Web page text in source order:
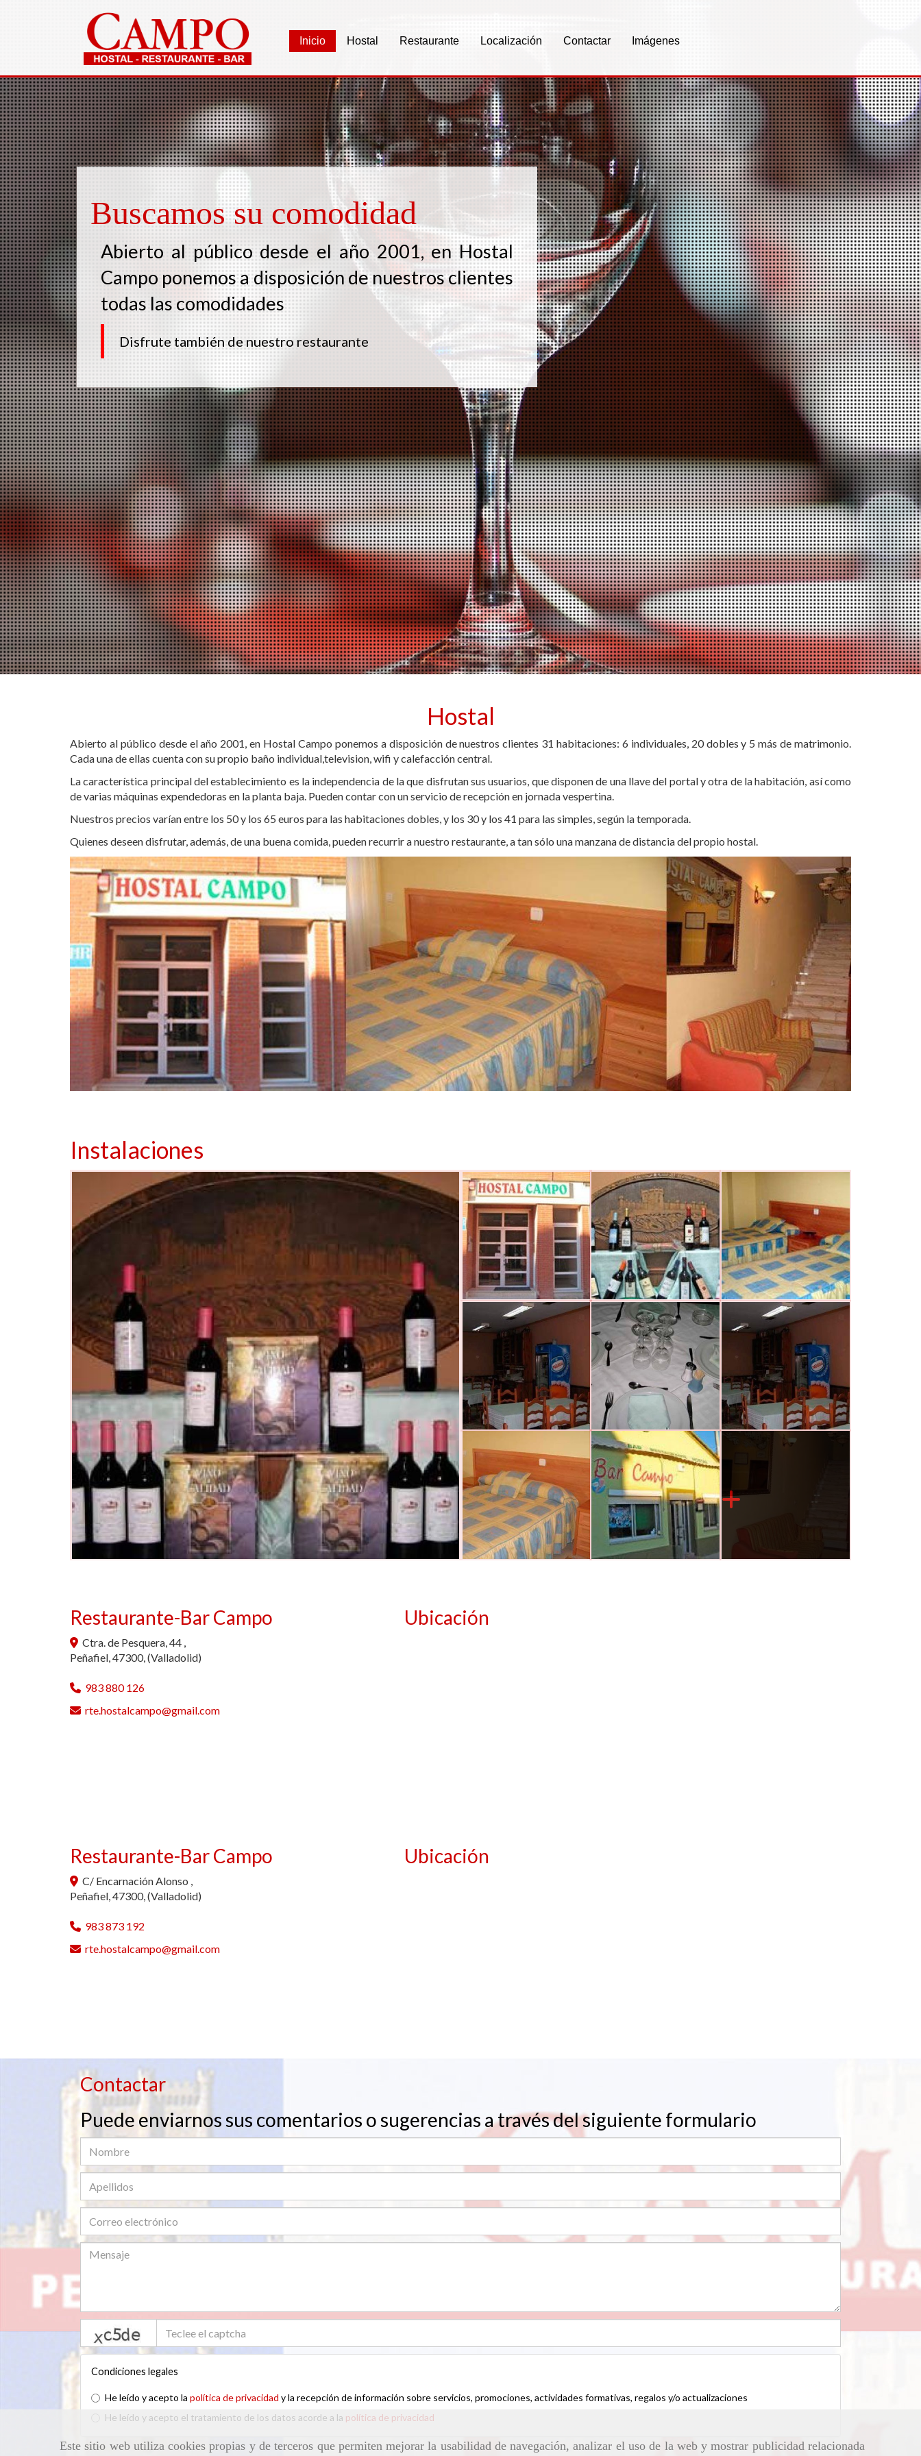
Este sitio web utiliza cookies propias y de terceros que permiten mejorar la usabilidad de navegación, analizar el uso de la web y mostrar publicidad relacionada
Inicio Hostal Restaurante Localización Contactar Imágenes
Buscamos su comodidad
Abierto al público desde el año 2001, en Hostal
Campo ponemos a disposición de nuestros clientes
todas las comodidades
Disfrute también de nuestro restaurante
Hostal
Abierto al público desde el año 2001, en Hostal Campo ponemos a disposición de nuestros clientes 31 habitaciones: 6 individuales, 20 dobles y 5 más de matrimonio.
Cada una de ellas cuenta con su propio baño individual,television, wifi y calefacción central.
La característica principal del establecimiento es la independencia de la que disfrutan sus usuarios, que disponen de una llave del portal y otra de la habitación, así como
de varias máquinas expendedoras en la planta baja. Pueden contar con un servicio de recepción en jornada vespertina.
Nuestros precios varían entre los 50 y los 65 euros para las habitaciones dobles, y los 30 y los 41 para las simples, según la temporada.
Quienes deseen disfrutar, además, de una buena comida, pueden recurrir a nuestro restaurante, a tan sólo una manzana de distancia del propio hostal.
Instalaciones
Restaurante-Bar Campo
Ctra. de Pesquera, 44 ,
Peñafiel,47300,(Valladolid)
983 880 126
rte.hostalcampo
gmail.com
Ubicación
Restaurante-Bar Campo
C/ Encarnación Alonso ,
Peñafiel,47300,(Valladolid)
983 873 192
rte.hostalcampo
gmail.com
Ubicación
Contactar
Puede enviarnos sus comentarios o sugerencias a través del siguiente formulario
Condiciones legales
He leído y acepto la política de privacidad y la recepción de información sobre servicios, promociones, actividades formativas, regalos y/o actualizaciones
He leído y acepto el tratamiento de los datos acorde a la política de privacidad